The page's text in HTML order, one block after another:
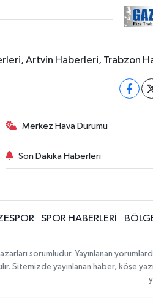
Artvin Haberleri,
Merkez Hava Durumu
Son Dakika Haberleri
SPOR HABERLERİ
sorumludur. Yayınlanan
Sitemizde yayınlanan haber, köşe